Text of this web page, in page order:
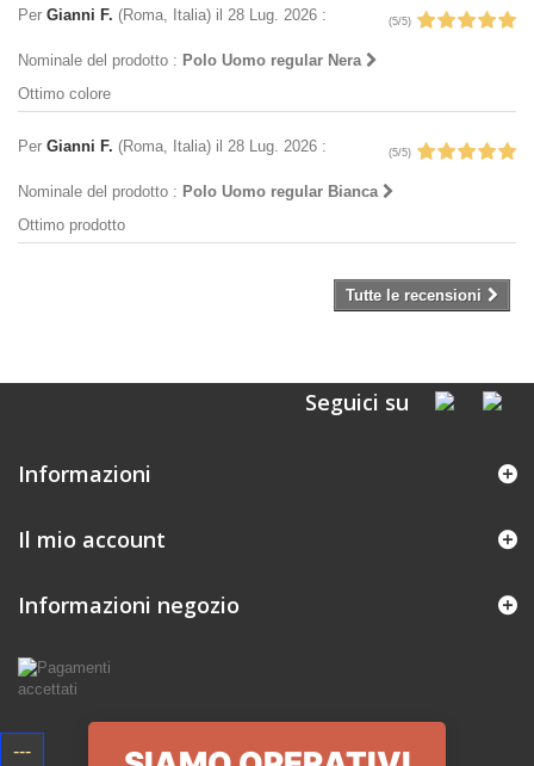
Per Gianni F. (Roma, Italia) il 28 Lug. 2026 : (5/5)
Nominale del prodotto : Polo Uomo regular Nera
Ottimo colore
Per Gianni F. (Roma, Italia) il 28 Lug. 2026 : (5/5)
Nominale del prodotto : Polo Uomo regular Bianca
Ottimo prodotto
Tutte le recensioni
Seguici su
Informazioni
Il mio account
Informazioni negozio
---